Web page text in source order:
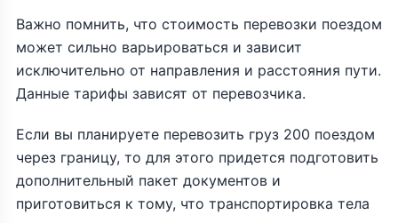
Важно помнить, что стоимость перевозки поездом
может сильно варьироваться и зависит
исключительно от направления и расстояния пути.
Данные тарифы зависят от перевозчика.
Если вы планируете перевозить груз 200 поездом
через границу, то для этого придется подготовить
дополнительный пакет документов и
приготовиться к тому, что транспортировка тела